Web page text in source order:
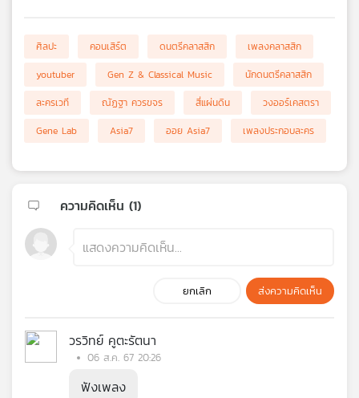
ศิลปะ คอนเสิร์ต ดนตรีคลาสสิก
เพลงคลาสสิก
youtuber
Gen Z & Classical Music
นักดนตรีคลาสสิก
ละครเวที
ณัฏฐา ควรขจร สี่แผ่นดิน
วงออร์เคสตรา
Gene Lab
Asia7 ออย Asia7 เพลงประกอบละคร
ความคิดเห็น (1)
ยกเลิก ส่งความคิดเห็น
วรวิทย์ คูตะรัตนา
06 ส.ค. 67 20:26
ฟังเพลง